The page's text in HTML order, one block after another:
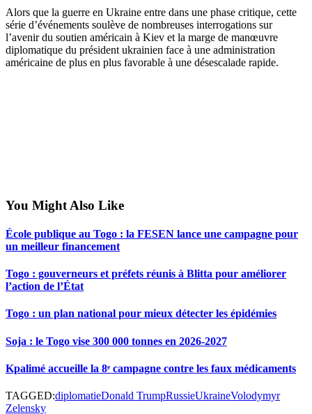
Alors que la guerre en Ukraine entre dans une phase critique, cette
série d’événements soulève de nombreuses interrogations sur
l’avenir du soutien américain à Kiev et la marge de manœuvre
diplomatique du président ukrainien face à une administration
américaine de plus en plus favorable à une désescalade rapide.
You Might Also Like
École publique au Togo : la FESEN lance une campagne pour
un meilleur financement
Togo : gouverneurs et préfets réunis à Blitta pour améliorer
l’action de l’État
Togo : un plan national pour mieux détecter les épidémies
Soja : le Togo vise 300 000 tonnes en 2026-2027
Kpalimé accueille la 8ᵉ campagne contre les faux médicaments
TAGGED:diplomatieDonald TrumpRussieUkraineVolodymyr
Zelensky